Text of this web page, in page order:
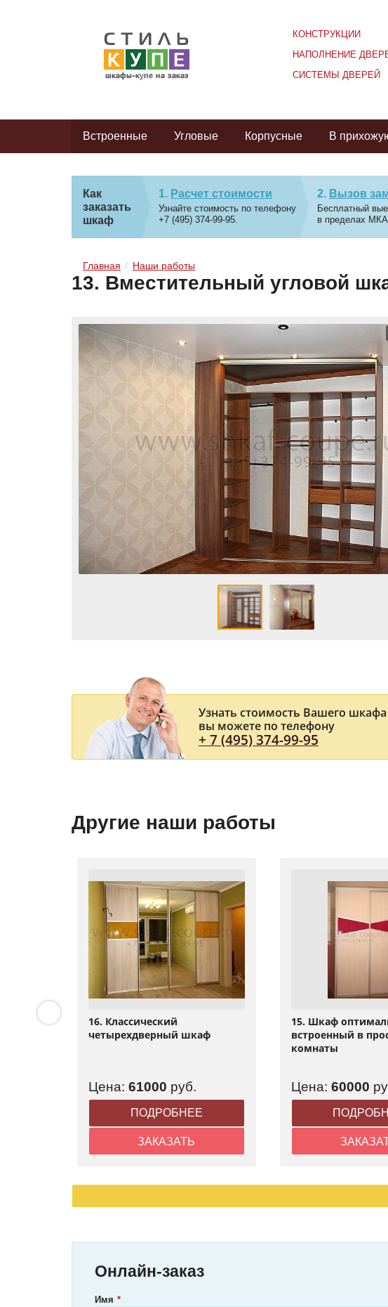
КОНСТРУКЦИИ
НАПОЛНЕНИЕ
СИСТЕМЫ ДВЕРЕЙ
Встроенные Угловые Корпусные В
Как
заказать
шкаф
Расчет стоимости
Узнайте стоимость по телефону
+7 (495) 374-99-95.
Вызов
Бесплатный
в пределах
Главная Наши работы
13. Вместительный угловой
Узнать стоимость Вашего шкафа
вы можете по телефону
+ 7 (495) 374-99-95
Другие наши работы
16. Классический
четырехдверный шкаф
Цена: 61000 руб.
ПОДРОБНЕЕ
ЗАКАЗАТЬ
15. Шкаф
встроенный в
комнаты
Цена: 60000
Онлайн-заказ
Имя